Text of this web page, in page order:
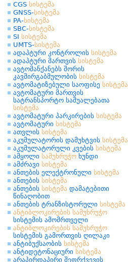
CGS სისტემა
GNSS-სისტემა
PA-სისტემა
SBC-სისტემა
SI სისტემა
UMTS-სისტემა
ადაპტური კონტროლის სისტემა
ადაპტური მართვის სისტემა
ავტომანქანებს შორის
კავშირგაბმულობის სისტემა
ავტომატიზებული საოფისე სისტემა
ავტომატური მართვის
სატრანსპორტო საშუალებათა
სისტემა
ავტომატური პარკირების სისტემა
ავტომატური სისტემა
ათვლის სისტემა
აკუმულატორის დამუხტვის სისტემა
აკუმულატორული კვების სისტემა
ამყოლი სამუხრუჭო ხუნდი
ამძრავი სისტემა
ანთების ელექტრონული სისტემა
ანთების სისტემა
ანთების სისტემა დამატებითი
წინაღობით
ანთების ტრანზისტორული სისტემა
ანტიბლოკირების სამუხრუჭო
სისტემის ამომრთველი
ანტიბლოკირების სამუხრუჭო
სისტემის გამორთვის ღილაკი
ანტიბუქსაობის სისტემა
ანტიდეტონაციური სისტემა
არაპირდაპირი შეფრქვევის